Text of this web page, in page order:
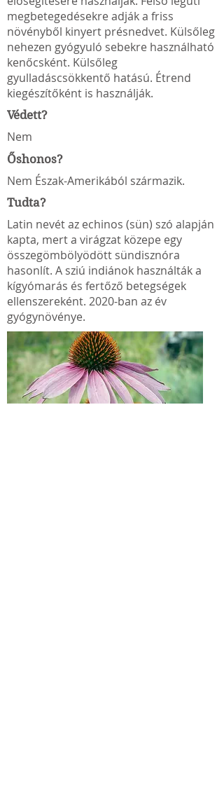
megbetegedésekre adják a friss
növényből kinyert présnedvet. Külsőleg
nehezen gyógyuló sebekre használható
kenőcsként. Külsőleg
gyulladáscsökkentő hatású. Étrend
kiegészítőként is használják.
Védett?
Nem
Őshonos?
Nem Észak-Amerikából származik.
Tudta?
Latin nevét az echinos (sün) szó alapján
kapta, mert a virágzat közepe egy
összegömbölyödött sündisznóra
hasonlít. A sziú indiánok használták a
kígyómarás és fertőző betegségek
ellenszereként. 2020-ban az év
gyógynövénye.